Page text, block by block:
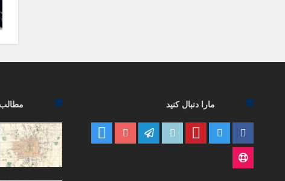
مارا دنبال کنید مطالب